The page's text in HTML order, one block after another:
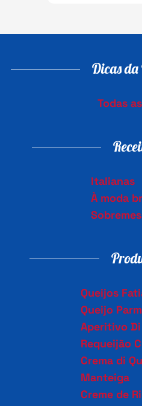
Dicas
Todas
Italianas
À moda
Queijos
Queijo
Aperitivo
Requeijão
Crema di
Manteiga
Creme de